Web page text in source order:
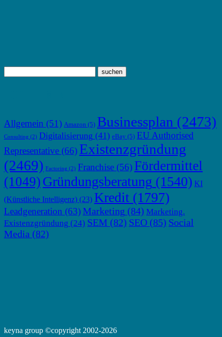
Allgemein (51) Amazon (5) Businessplan (2473)
Consulting (2) Digitalisierung (41) eBay (5) EU Authorised
Representative (66) Existenzgründung
(2469) Factoring (2) Franchise (56) Fördermittel
(1049) Gründungsberatung (1540) KI
(Künstliche Intelligenz) (23) Kredit (1797)
Leadgeneration (63)Marketing (84) Marketing.
Existenzgründung (24) SEM (82) SEO (85) Social
Media (82)
keyna group ©copyright 2002-2026